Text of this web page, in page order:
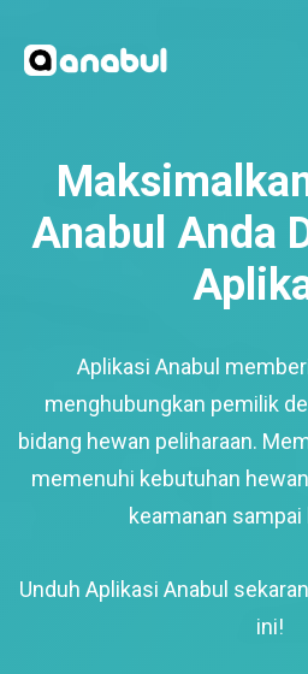
Anabul Anda
Aplikasi Anabul
menghubungkan pemilik
bidang hewan peliharaan.
memenuhi kebutuhan
keamanan
Unduh Aplikasi Anabul
ini!